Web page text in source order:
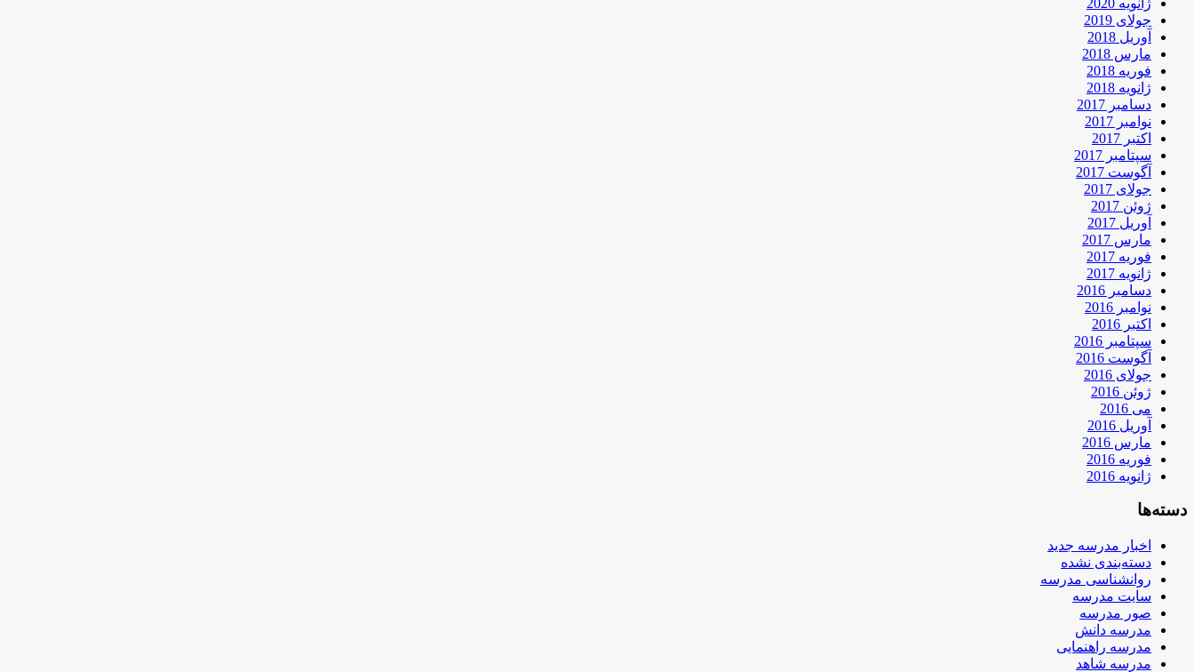
جولای 2019
آوریل 2018
مارس 2018
فوریه 2018
ژانویه 2018
دسامبر 2017
نوامبر 2017
اکتبر 2017
سپتامبر 2017
آگوست 2017
جولای 2017
ژوئن 2017
آوریل 2017
مارس 2017
فوریه 2017
ژانویه 2017
دسامبر 2016
نوامبر 2016
اکتبر 2016
سپتامبر 2016
آگوست 2016
جولای 2016
ژوئن 2016
می 2016
آوریل 2016
مارس 2016
فوریه 2016
ژانویه 2016
دسته‌ها
اخبار مدرسه جدید
دسته‌بندی نشده
روانشناسی مدرسه
سایت مدرسه
صور مدرسه
مدرسه دانش
مدرسه راهنمایی
مدرسه شاهد